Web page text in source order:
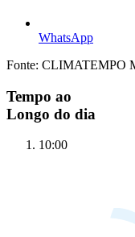
WhatsApp
Fonte: CLIMATEMPO
Tempo ao
Longo do dia
10:00